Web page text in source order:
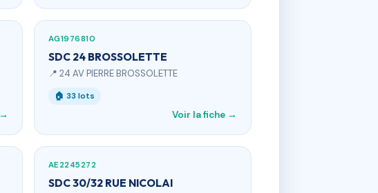
AG1976810
SDC 24 BROSSOLETTE
📍 24 AV PIERRE BROSSOLETTE
🏠 33 lots
Voir la fiche →
AE2245272
SDC 30/32 RUE NICOLAI